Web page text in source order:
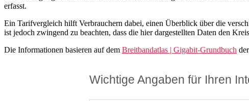
erfasst.
Ein Tarifvergleich hilft Verbrauchern dabei, einen Überblick über die
ist jedoch zwingend zu beachten, dass die hier dargestellten Daten den
Die Informationen basieren auf dem Breitbandatlas | Gigabit-Grundbuch